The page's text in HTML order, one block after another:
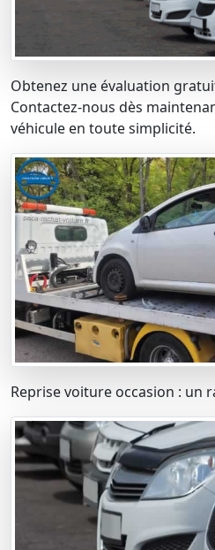
Obtenez une évaluation
Contactez-nous dès
véhicule en toute simplicité.
Reprise voiture occasion : un